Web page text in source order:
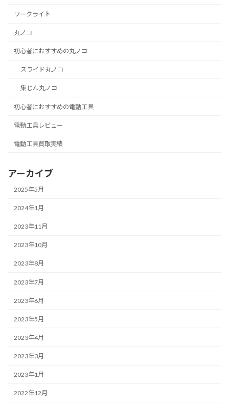
ワークライト
丸ノコ
初心者におすすめの丸ノコ
スライド丸ノコ
集じん丸ノコ
初心者におすすめの電動工具
電動工具レビュー
電動工具買取実績
アーカイブ
2025年5月
2024年1月
2023年11月
2023年10月
2023年8月
2023年7月
2023年6月
2023年5月
2023年4月
2023年3月
2023年1月
2022年12月